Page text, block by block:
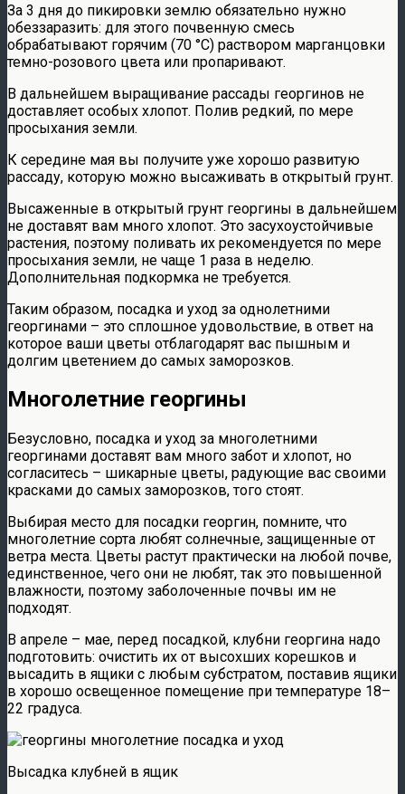
За 3 дня до пикировки землю обязательно нужно
обеззаразить: для этого почвенную смесь
обрабатывают горячим (70 °С) раствором марганцовки
темно-розового цвета или пропаривают.
В дальнейшем выращивание рассады георгинов не
доставляет особых хлопот. Полив редкий, по мере
просыхания земли.
К середине мая вы получите уже хорошо развитую
рассаду, которую можно высаживать в открытый грунт.
Высаженные в открытый грунт георгины в дальнейшем
не доставят вам много хлопот. Это засухоустойчивые
растения, поэтому поливать их рекомендуется по мере
просыхания земли, не чаще 1 раза в неделю.
Дополнительная подкормка не требуется.
Таким образом, посадка и уход за однолетними
георгинами – это сплошное удовольствие, в ответ на
которое ваши цветы отблагодарят вас пышным и
долгим цветением до самых заморозков.
Многолетние георгины
Безусловно, посадка и уход за многолетними
георгинами доставят вам много забот и хлопот, но
согласитесь – шикарные цветы, радующие вас своими
красками до самых заморозков, того стоят.
Выбирая место для посадки георгин, помните, что
многолетние сорта любят солнечные, защищенные от
ветра места. Цветы растут практически на любой почве,
единственное, чего они не любят, так это повышенной
влажности, поэтому заболоченные почвы им не
подходят.
В апреле – мае, перед посадкой, клубни георгина надо
подготовить: очистить их от высохших корешков и
высадить в ящики с любым субстратом, поставив ящики
в хорошо освещенное помещение при температуре 18–
22 градуса.
Высадка клубней в ящик